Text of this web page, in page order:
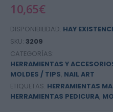
10,65€
DISPONIBILIDAD: HAY
SKU: 3209
CATEGORÍAS:
HERRAMIENTAS Y
MOLDES / TIPS, NAIL ART
ETIQUETAS: HERRAMIENTAS
HERRAMIENTAS PEDICURA,